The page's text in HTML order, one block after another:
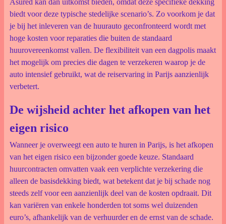
biedt voor deze typische stedelijke scenario’s. Zo voorkom je dat
je bij het inleveren van de huurauto geconfronteerd wordt met
hoge kosten voor reparaties die buiten de standaard
huurovereenkomst vallen. De flexibiliteit van een dagpolis maakt
het mogelijk om precies die dagen te verzekeren waarop je de
auto intensief gebruikt, wat de reiservaring in Parijs aanzienlijk
verbetert.
De wijsheid achter het afkopen van het
eigen risico
Wanneer je overweegt een auto te huren in Parijs, is het afkopen
van het eigen risico een bijzonder goede keuze. Standaard
huurcontracten omvatten vaak een verplichte verzekering die
alleen de basisdekking biedt, wat betekent dat je bij schade nog
steeds zelf voor een aanzienlijk deel van de kosten opdraait. Dit
kan variëren van enkele honderden tot soms wel duizenden
euro’s, afhankelijk van de verhuurder en de ernst van de schade.